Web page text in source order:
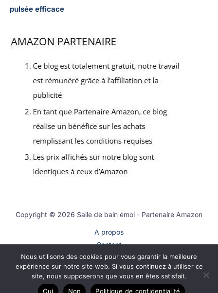
pulsée efficace
Copyright © 2026 Salle de bain émoi - Partenaire Amazon
A propos
Contact
Plan du site
Mentions légales
Politique de confidentialité
Nous utilisons des cookies pour vous garantir la meilleure
expérience sur notre site web. Si vous continuez à utiliser ce
site, nous supposerons que vous en êtes satisfait.
Oui
Non Politique de confidentialité